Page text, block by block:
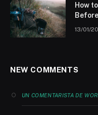
How
Before
13/01/
NEW COMMENTS
UN COMENTARISTA DE